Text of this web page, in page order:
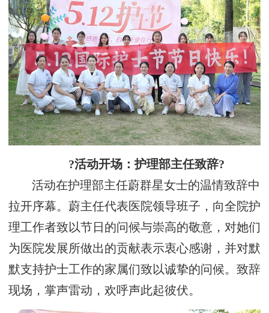
?活动开场：护理部主任致辞?
活动在护理部主任蔚群星女士的温情致辞中
拉开序幕。蔚主任代表医院领导班子，向全院护
理工作者致以节日的问候与崇高的敬意，对她们
为医院发展所做出的贡献表示衷心感谢，并对默
默支持护士工作的家属们致以诚挚的问候。致辞
现场，掌声雷动，欢呼声此起彼伏。